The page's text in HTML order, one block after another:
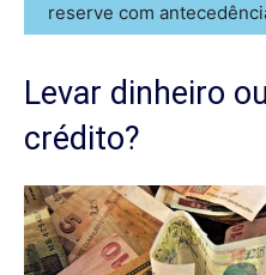
reserve com
Levar dinheiro
crédito?